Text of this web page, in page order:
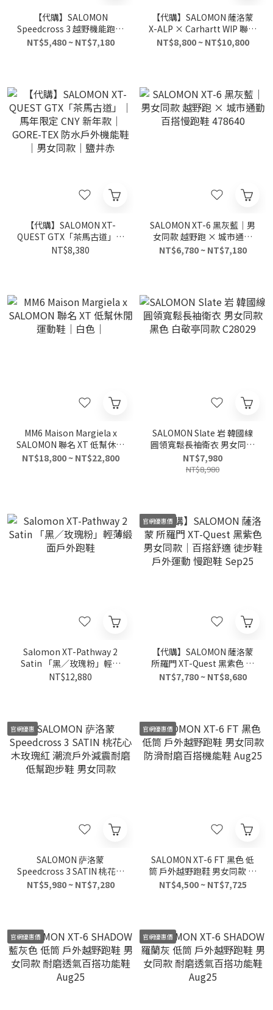
【代購】SALOMON
Speedcross 3 越野機能跑鞋
｜防滑抓地 減震包覆 戶外登
NT$5,480 ~ NT$7,180
【代購】SALOMON 薩洛蒙
X-ALP × Carhartt WIP 聯名
款 舒適貼合 登山徒步鞋 男女
NT$8,800 ~ NT$10,800
【代購】SALOMON XT-
QUEST GTX「茶馬古道」｜
馬年限定 CNY 新年款｜
NT$8,380
SALOMON XT-6 黑灰藍｜男
女同款 越野跑 × 城市通勤
百搭慢跑鞋 478640
NT$6,780 ~ NT$7,180
MM6 Maison Margiela x
SALOMON 聯名 XT 低幫休閒
運動鞋｜白色｜
NT$18,800 ~ NT$22,800
SALOMON Slate 岩 韓國線
圓領寬鬆長袖衛衣 男女同款
黑色 白敬亭同款 C28029
NT$7,980
NT$8,980
Salomon XT-Pathway 2
Satin 「黑／玫瑰粉」輕薄
緞面戶外跑鞋
NT$12,880
官網優惠價
【代購】SALOMON 薩洛蒙
所羅門 XT-Quest 黑紫色 男
女同款｜百搭舒適 徒步鞋 戶
NT$7,780 ~ NT$8,680
官網優惠
SALOMON 萨洛蒙
Speedcross 3 SATIN 桃花心
木玫瑰紅 潮流戶外減震耐磨
NT$5,980 ~ NT$7,280
官網優惠價
SALOMON XT-6 FT 黑色 低
筒 戶外越野跑鞋 男女同款 防
滑耐磨百搭機能鞋 Aug25
NT$4,500 ~ NT$7,725
官網優惠價 官網優惠價